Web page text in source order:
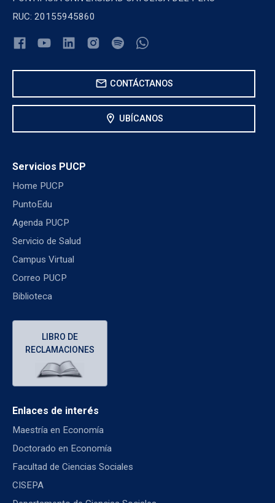
RUC: 20155945860
mail CONTÁCTANOS
location_on UBÍCANOS
Servicios PUCP
Home PUCP
PuntoEdu
Agenda PUCP
Servicio de Salud
Campus Virtual
Correo PUCP
Biblioteca
LIBRO DE
RECLAMACIONES
Enlaces de interés
Maestría en Economía
Doctorado en Economía
Facultad de Ciencias Sociales
CISEPA